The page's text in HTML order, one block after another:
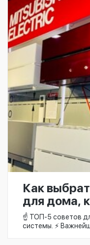
Как
для дома,
☝️ ТОП-5 советов
системы. ⚡